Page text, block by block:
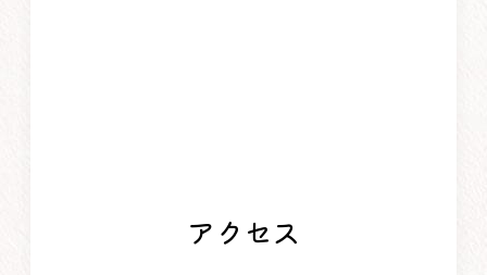
アクセス